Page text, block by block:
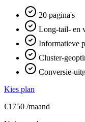
20 pagina's
Long-tail- en
Informatieve
Cluster-
Conversie-
Kies plan
€1750 /maand